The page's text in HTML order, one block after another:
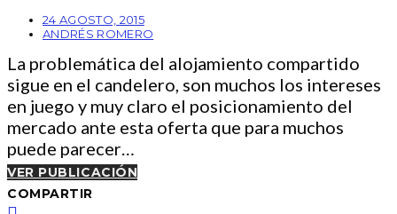
24 AGOSTO, 2015
ANDRÉS ROMERO
La problemática del alojamiento compartido
sigue en el candelero, son muchos los intereses
en juego y muy claro el posicionamiento del
mercado ante esta oferta que para muchos
puede parecer…
VER PUBLICACIÓN
COMPARTIR